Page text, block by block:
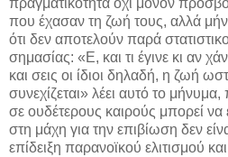
πραγματικότητα όχι μόνον
που έχασαν τη ζωή τους, αλλά
ότι δεν αποτελούν παρά
σημασίας: «Ε, και τι έγινε κι αν
και σεις οι ίδιοι δηλαδή, η ζωή
συνεχίζεται» λέει αυτό το
σε ουδέτερους καιρούς μπορεί
στη μάχη για την επιβίωση δεν
επίδειξη παρανοϊκού ελιτισμού